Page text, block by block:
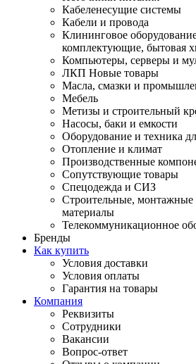
Кабеленесущие системы
Кабели и провода
Клининговое
комплектующие, бытовая
Компьютеры, серверы и
ЛКП Новые товары
Масла, смазки и
Мебель
Метизы и строительный
Насосы, баки и емкости
Оборудование и техника
Отопление и климат
Производственные
Сопутствующие товары
Спецодежда и СИЗ
Строительные, монтажные
материалы
Телекоммуникационное
Бренды
Как купить
Условия доставки
Условия оплаты
Гарантия на товары
Компания
Реквизиты
Сотрудники
Вакансии
Вопрос-ответ